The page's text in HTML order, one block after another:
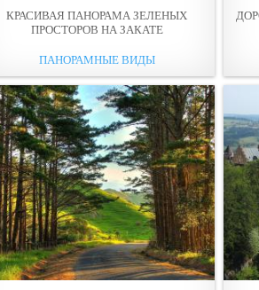
КРАСИВАЯ ПАНОРАМА ЗЕЛЕНЫХ
ПРОСТОРОВ НА ЗАКАТЕ
ПАНОРАМНЫЕ ВИДЫ